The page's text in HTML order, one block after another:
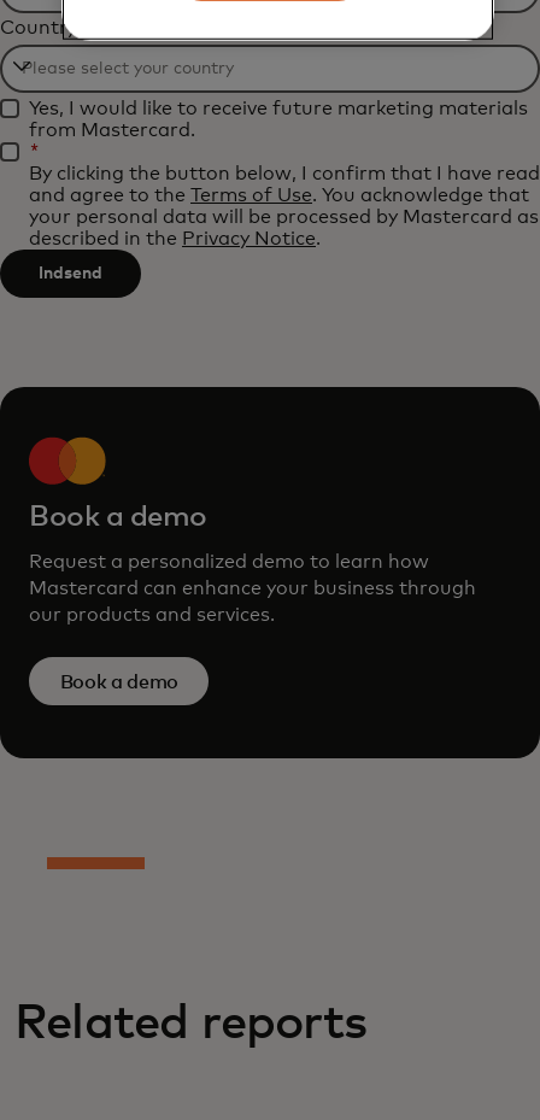
Filtering
will
be
applied
after
3
characters.
Country
Filtering
will
be
applied
after
characters.
Yes, I would like to receive future marketing materials
from Mastercard.
*
By clicking the button below, I confirm that I have read
and agree to the Terms of Use. You acknowledge that
your personal data will be processed by Mastercard as
described in the Privacy Notice.
Indsend
Book a demo
Request a personalized demo to learn how
Mastercard can enhance your business through
our products and services.
Book a demo
Related reports